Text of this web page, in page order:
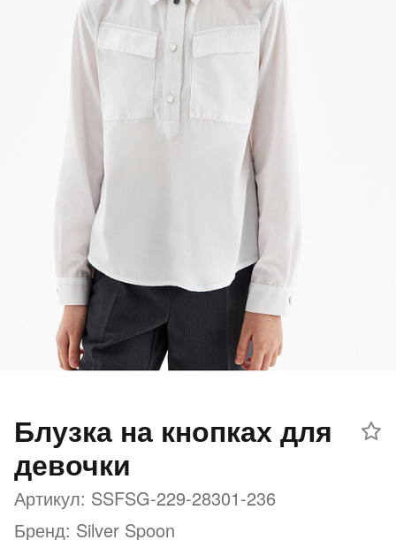
Блузка на кнопках для
девочки
Артикул: SSFSG-229-28301-236
Бренд: Silver Spoon
Добавляйте товары
в корзину
Оплачивайте сегодня только
% картой любого банка
Получайте товар
выбранный способом
Оставшиеся
% будут
списываться
с вашей карты
по25% каждые 2 недели
Подробнее
об оплате Плайтом
Остались вопросы?